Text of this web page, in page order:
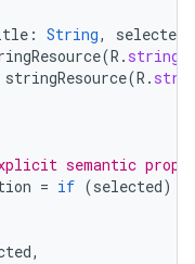
: String, selected
(R . string
stringResource(R .
semantic
= if (selected)
,